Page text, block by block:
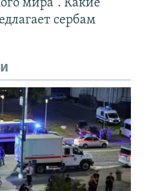
мира". Какие
сербам